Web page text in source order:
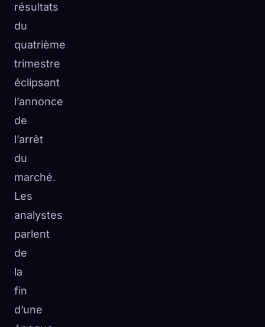
résultats
du
quatrième
trimestre
éclipsant
l’annonce
de
l’arrêt
du
marché.
Les
analystes
parlent
de
la
fin
d’une